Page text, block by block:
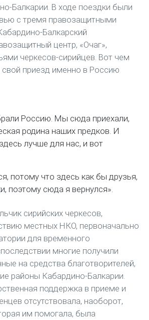
Балкарии. В ходе поездки были
с тремя правозащитными
Балкарский
центр, «Очаг»,
черкесов-сирийцев. Вот чем
свой приезд именно в Россию
Россию. Мы сюда приехали,
родина наших предков. И
лучше для нас, и вот
потому что здесь как бы друзья,
поэтому сюда я вернулся».
сирийских черкесов,
местных НКО, первоначально
для временного
многие получили
на средства благотворителей,
районы Кабардино-Балкарии.
поддержка в приеме и
отсутствовала, наоборот,
им помогала, была